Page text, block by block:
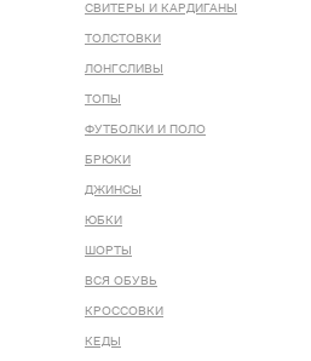
СВИТЕРЫ И КАРДИГАНЫ
ТОЛСТОВКИ
ЛОНГСЛИВЫ
ТОПЫ
ФУТБОЛКИ И ПОЛО
БРЮКИ
ДЖИНСЫ
ЮБКИ
ШОРТЫ
ВСЯ ОБУВЬ
КРОССОВКИ
КЕДЫ